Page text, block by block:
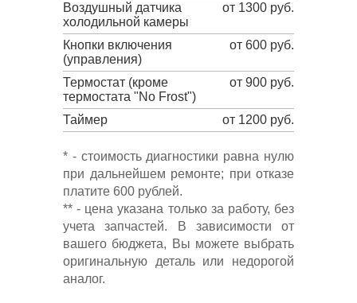
Воздушный датчика
холодильной камеры
от 1300 руб.
Кнопки включения
(управления)
от 600 руб.
Термостат (кроме
термостата "No Frost")
от 900 руб.
Таймер от 1200 руб.
* - стоимость диагностики равна нулю
при дальнейшем ремонте; при отказе
платите 600 рублей.
** - цена указана только за работу, без
учета запчастей. В зависимости от
вашего бюджета, Вы можете выбрать
оригинальную деталь или недорогой
аналог.